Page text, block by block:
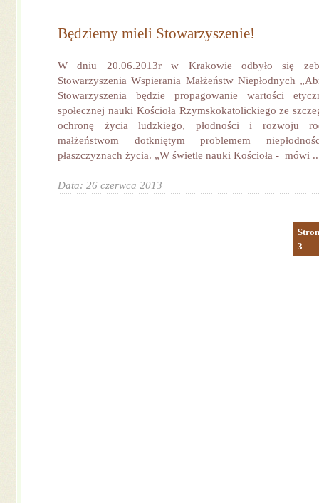
Będziemy mieli Stowarzyszenie!
W dniu 20.06.2013r w Krakowie odbyło się
Stowarzyszenia Wspierania Małżeństw Niepłodnych
Stowarzyszenia będzie propagowanie wartości
społecznej nauki Kościoła Rzymskokatolickiego ze
ochronę życia ludzkiego, płodności i rozwoju
małżeństwom dotkniętym problemem
płaszczyznach życia. „W świetle nauki Kościoła - mówi
Data: 26 czerwca 2013
3